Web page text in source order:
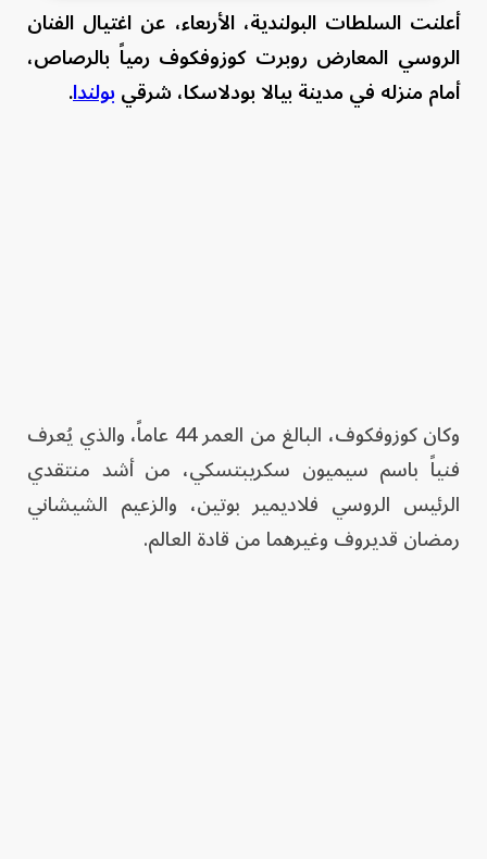
أعلنت السلطات البولندية، الأربعاء، عن اغتيال الفنان
الروسي المعارض روبرت كوزوفكوف رمياً بالرصاص،
أمام منزله في مدينة بيالا بودلاسكا، شرقيبولندا.
وكان كوزوفكوف، البالغ من العمر 44 عاماً، والذي يُعرف
فنياً باسم سيميون سكريبتسكي، من أشد منتقدي
الرئيس الروسي فلاديمير بوتين، والزعيم الشيشاني
رمضان قديروف وغيرهما من قادة العالم.